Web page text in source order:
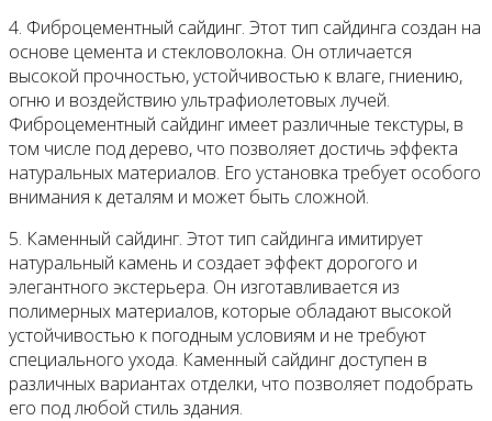
4. Фиброцементный сайдинг. Этот тип сайдинга создан на
основе цемента и стекловолокна. Он отличается
высокой прочностью, устойчивостью к влаге, гниению,
огню и воздействию ультрафиолетовых лучей.
Фиброцементный сайдинг имеет различные текстуры, в
том числе под дерево, что позволяет достичь эффекта
натуральных материалов. Его установка требует особого
внимания к деталям и может быть сложной.
5. Каменный сайдинг. Этот тип сайдинга имитирует
натуральный камень и создает эффект дорогого и
элегантного экстерьера. Он изготавливается из
полимерных материалов, которые обладают высокой
устойчивостью к погодным условиям и не требуют
специального ухода. Каменный сайдинг доступен в
различных вариантах отделки, что позволяет подобрать
его под любой стиль здания.